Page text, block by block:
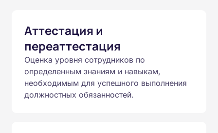
Аттестация и
переаттестация
Оценка уровня сотрудников по
определенным знаниям и навыкам,
необходимым для успешного выполнения
должностных обязанностей.